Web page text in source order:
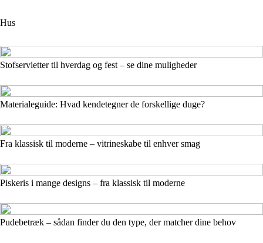
Hus
Stofservietter til hverdag og fest – se dine muligheder
Materialeguide: Hvad kendetegner de forskellige duge?
Fra klassisk til moderne – vitrineskabe til enhver smag
Piskeris i mange designs – fra klassisk til moderne
Pudebetræk – sådan finder du den type, der matcher dine behov